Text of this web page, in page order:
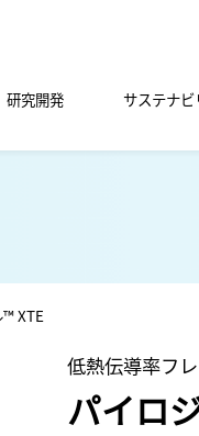
研究開発 サステナビ
XTE
低熱伝導率フ
パイロ